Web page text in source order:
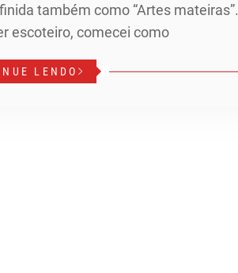
também como “Artes mateiras”.
escoteiro, comecei como
LENDO